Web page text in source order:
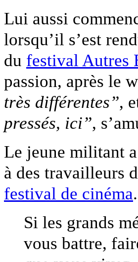
Lui aussi
lorsqu’il s’est
du festival Autres
passion, après le
très différentes”,
pressés, ici”,
Le jeune militant
à des travailleurs
festival de cinéma.
Si les grands
vous battre,